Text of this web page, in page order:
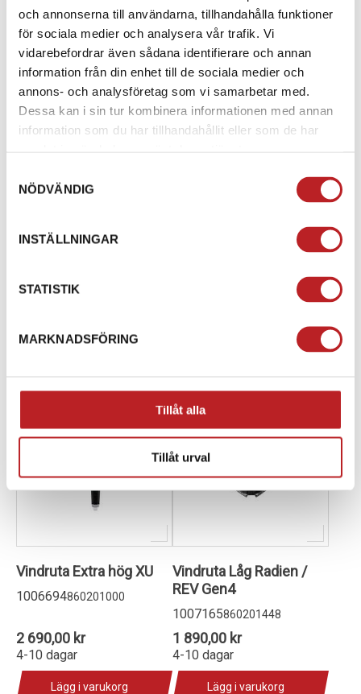
och annonserna till användarna, tillhandahålla funktioner
för sociala medier och analysera vår trafik. Vi
vidarebefordrar även sådana identifierare och annan
information från din enhet till de sociala medier och
annons- och analysföretag som vi samarbetar med.
Dessa kan i sin tur kombinera informationen med annan
information som du har tillhandahållit eller som de har
NÖDVÄNDIG
INSTÄLLNINGAR
STATISTIK
MARKNADSFÖRING
Tillåt alla
Tillåt urval
ADJUSTABLE LONG
3 490,00 kr
Lägg i varukorg
Vindruta Extra Låg Rex2
Vindruta Extra hög XU
1006694860201000
2 690,00 kr
4-10 dagar
Lägg i varukorg
Vindruta Låg Radien /
REV Gen4
1007165860201448
1 890,00 kr
4-10 dagar
Lägg i varukorg